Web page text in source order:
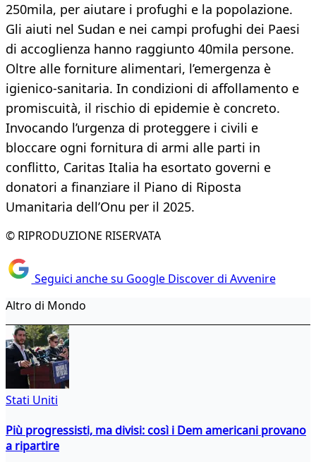
250mila, per aiutare i profughi e la popolazione.
Gli aiuti nel Sudan e nei campi profughi dei Paesi
di accoglienza hanno raggiunto 40mila persone.
Oltre alle forniture alimentari, l’emergenza è
igienico-sanitaria. In condizioni di affollamento e
promiscuità, il rischio di epidemie è concreto.
Invocando l’urgenza di proteggere i civili e
bloccare ogni fornitura di armi alle parti in
conflitto, Caritas Italia ha esortato governi e
donatori a finanziare il Piano di Riposta
Umanitaria dell’Onu per il 2025.
© RIPRODUZIONE RISERVATA
Seguici anche su Google Discover di Avvenire
Altro di Mondo
Stati Uniti
Più progressisti, ma divisi: così i Dem americani provano
a ripartire